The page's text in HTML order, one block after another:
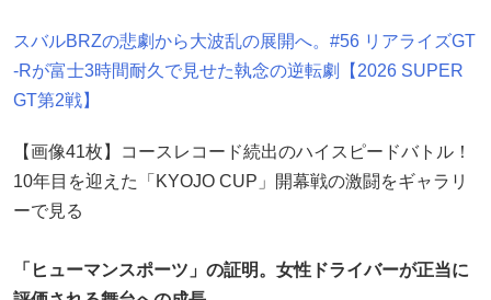
スバルBRZの悲劇から大波乱の展開へ。#56 リアライズGT
-Rが富士3時間耐久で見せた執念の逆転劇【2026 SUPER
GT第2戦】
【画像41枚】コースレコード続出のハイスピードバトル！
10年目を迎えた「KYOJO CUP」開幕戦の激闘をギャラリ
ーで見る
「ヒューマンスポーツ」の証明。女性ドライバーが正当に